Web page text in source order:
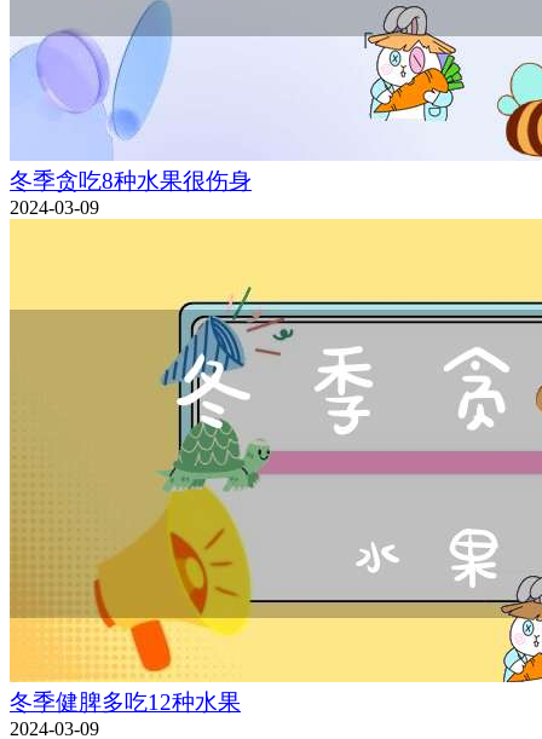
冬季贪吃8种水果很伤身
2024-03-09
冬季健脾多吃12种水果
2024-03-09